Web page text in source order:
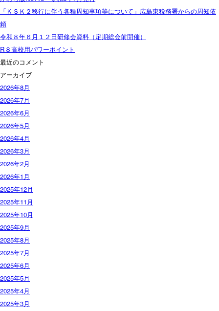
「ＫＳＫ２移行に伴う各種周知事項等について」広島東税務署からの周知依
頼
令和８年６月１２日研修会資料（定期総会前開催）
R８高校用パワーポイント
最近のコメント
アーカイブ
2026年8月
2026年7月
2026年6月
2026年5月
2026年4月
2026年3月
2026年2月
2026年1月
2025年12月
2025年11月
2025年10月
2025年9月
2025年8月
2025年7月
2025年6月
2025年5月
2025年4月
2025年3月